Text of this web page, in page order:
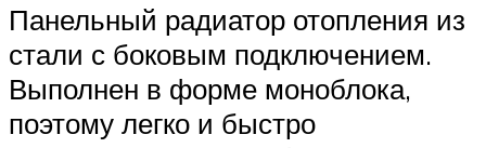
Панельный радиатор отопления из
стали с боковым подключением.
Выполнен в форме моноблока,
поэтому легко и быстро